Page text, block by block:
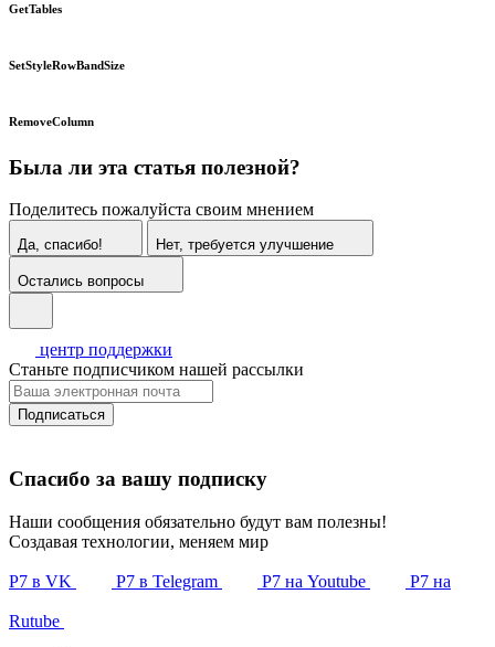
GetTables
SetStyleRowBandSize
RemoveColumn
Была ли эта статья полезной?
Поделитесь пожалуйста своим мнением
Да, спасибо! Нет, требуется улучшение
Остались вопросы
центр поддержки
Станьте подписчиком нашей рассылки
Подписаться
Спасибо за вашу подписку
Наши сообщения обязательно будут вам полезны!
Создавая технологии, меняем мир
Р7 в VK Р7 в Telegram Р7 на Youtube Р7 на
Rutube